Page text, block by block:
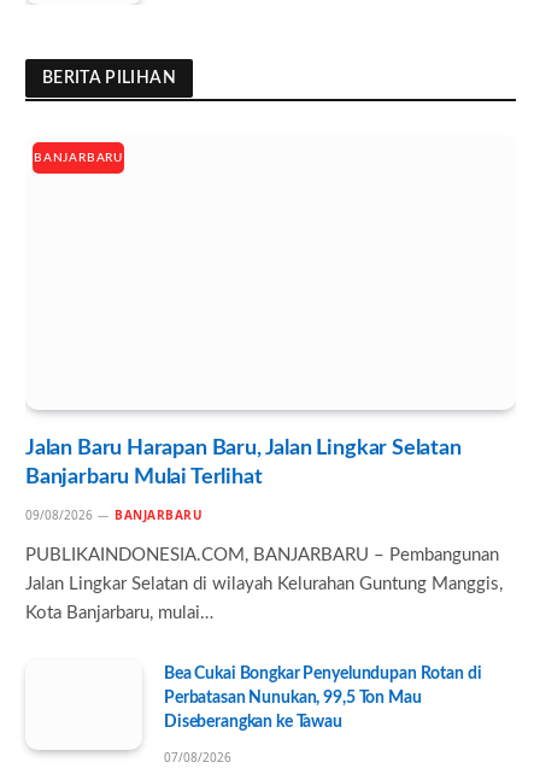
BERITA PILIHAN
BANJARBARU
Jalan Baru Harapan Baru, Jalan Lingkar Selatan
Banjarbaru Mulai Terlihat
09/08/2026 BANJARBARU
PUBLIKAINDONESIA.COM, BANJARBARU – Pembangunan
Jalan Lingkar Selatan di wilayah Kelurahan Guntung Manggis,
Kota Banjarbaru, mulai…
Bea Cukai Bongkar Penyelundupan Rotan di
Perbatasan Nunukan, 99,5 Ton Mau
Diseberangkan ke Tawau
07/08/2026